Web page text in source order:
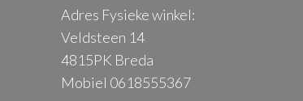
Adres Fysieke winkel:
Veldsteen 14
4815PK Breda
Mobiel 0618555367